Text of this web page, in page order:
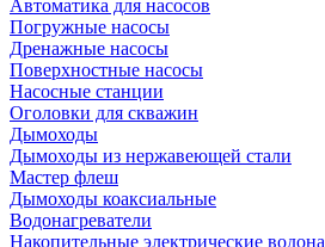
Автоматика для насосов
Погружные насосы
Дренажные насосы
Поверхностные насосы
Насосные станции
Оголовки для скважин
Дымоходы
Дымоходы из нержавеющей стали
Мастер флеш
Дымоходы коаксиальные
Водонагреватели
Накопительные электрические